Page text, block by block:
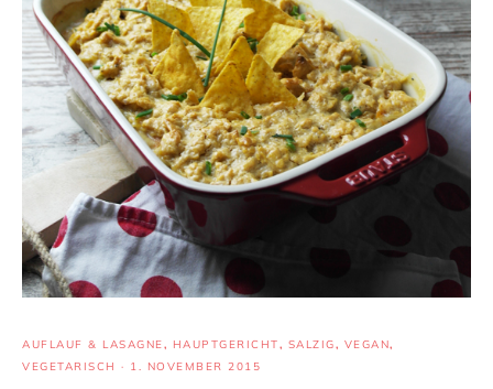
AUFLAUF & LASAGNE, HAUPTGERICHT, SALZIG, VEGAN,
VEGETARISCH · 1. NOVEMBER 2015